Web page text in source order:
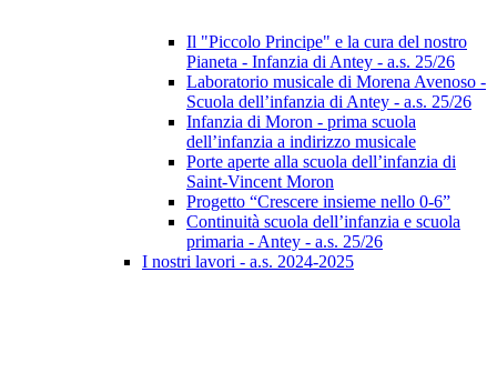
Il "Piccolo Principe" e la cura del nostro
Pianeta - Infanzia di Antey - a.s. 25/26
Laboratorio musicale di Morena Avenoso -
Scuola dell’infanzia di Antey - a.s. 25/26
Infanzia di Moron - prima scuola
dell’infanzia a indirizzo musicale
Porte aperte alla scuola dell’infanzia di
Saint-Vincent Moron
Progetto “Crescere insieme nello 0-6”
Continuità scuola dell’infanzia e scuola
primaria - Antey - a.s. 25/26
I nostri lavori - a.s. 2024-2025